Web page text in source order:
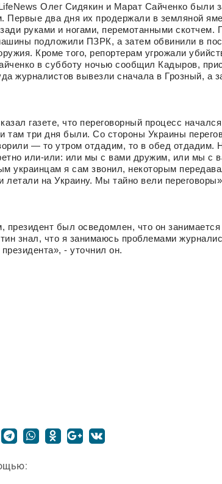
Олег Сидякин и Марат Сайченко были
Первые два дня их продержали в земляной
руками и ногами, перемотанными скотчем.
подложили ПЗРК, а затем обвинили в
Кроме того, репортерам угрожали
в субботу ночью сообщил Кадыров,
журналистов вывезли сначала в Грозный, а
газете, что переговорный процесс
там три дня были. Со стороны Украины
— то утром отдадим, то в обед отдадим.
или-или: или мы с вами дружим, или мы с
украинцам я сам звонил, некоторым
летали на Украину. Мы тайно вели
президент был осведомлен, что он
знал, что я занимаюсь проблемами
- уточнил он.